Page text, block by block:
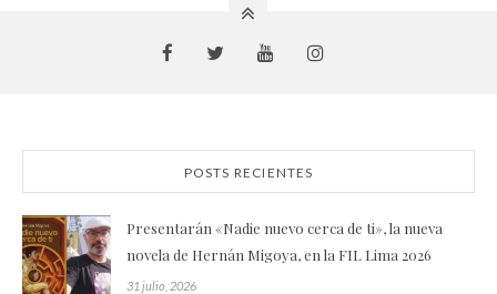
POSTS RECIENTES
Presentarán «Nadie nuevo cerca de ti», la nueva
novela de Hernán Migoya, en la FIL Lima 2026
31 julio, 2026